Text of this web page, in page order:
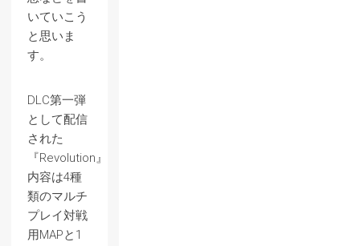
いていこう
と思いま
す。
DLC第一弾
として配信
された
『Revolution』。
内容は4種
類のマルチ
プレイ対戦
用MAPと1